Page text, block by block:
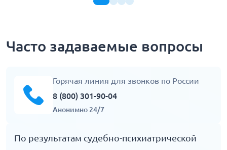
Часто задаваемые вопросы
Горячая линия для звонков по России
8 (800) 301-90-04
Анонимно 24/7
По результатам судебно-психиатрической